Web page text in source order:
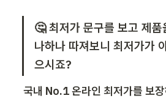
🤔 최저가 문구를 보고 제
나하나 따져보니 최저가가
으시죠?
국내 No.1 온라인 최저가를 보